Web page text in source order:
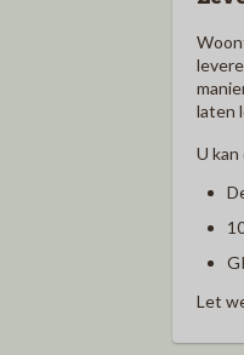
laten
U
Let